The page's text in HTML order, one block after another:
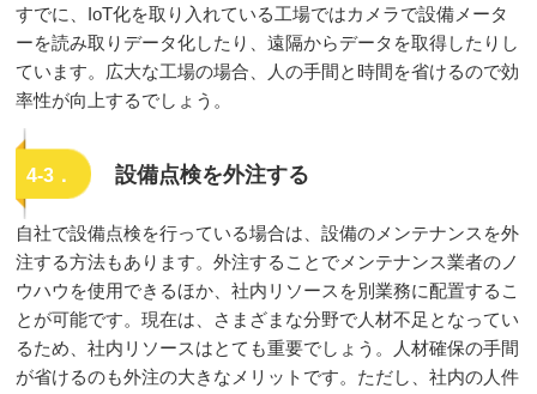
すでに、IoT化を取り入れている工場ではカメラで設備メータ
ーを読み取りデータ化したり、遠隔からデータを取得したりし
ています。広大な工場の場合、人の手間と時間を省けるので効
率性が向上するでしょう。
4-3． 設備点検を外注する
自社で設備点検を行っている場合は、設備のメンテナンスを外
注する方法もあります。外注することでメンテナンス業者のノ
ウハウを使用できるほか、社内リソースを別業務に配置するこ
とが可能です。現在は、さまざまな分野で人材不足となってい
るため、社内リソースはとても重要でしょう。人材確保の手間
が省けるのも外注の大きなメリットです。ただし、社内の人件